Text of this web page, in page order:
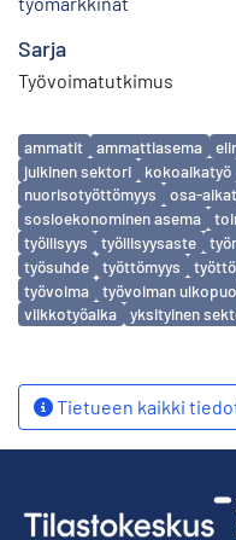
Sarja
Työvoimatutkimus
Avainsanat
ammatit ammattiasema
julkinen sektori
kokoaikatyö
nuorisotyöttömyys
osa-
sosioekonominen asema
työllisyys
työllisyysaste
työsuhde
työttömyys
työvoima
työvoiman
viikkotyöaika
yksityinen
Tietueen kaikki